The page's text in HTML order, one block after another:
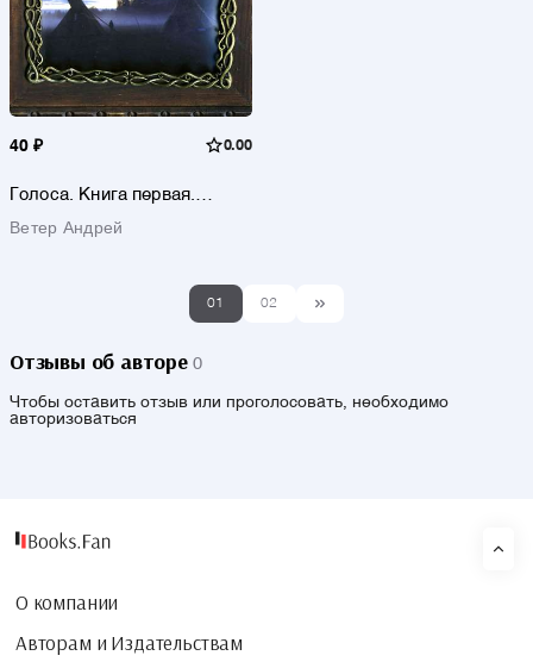
40 ₽ 0.00
Голоса. Книга первая.
индеанистов
Ветер Андрей
01 02
Отзывы об авторе 0
Чтобы оставить отзыв или проголосовать, необходимо
авторизоваться
О компании
Авторам и Издательствам